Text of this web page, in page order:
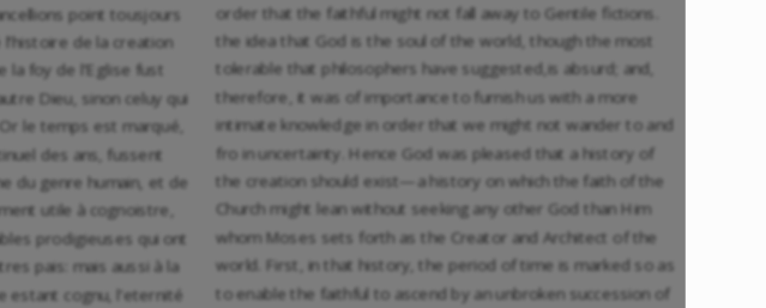
point tousjours
de la creation
la foy de l’Eglise fust
Dieu, sinon celuy qui
le temps est marqué,
des ans, fussent
du genre humain, et de
utile à cognoistre,
prodigieuses qui ont
pais: mais aussi à la
estant cognu, l’eternité
order that the faithful might not fall away to Gentile fictions.
the idea that God is the soul of the world, though the most
tolerable that philosophers have suggested,is absurd; and,
therefore, it was of importance to furnish us with a more
intimate knowledge in order that we might not wander to and
fro in uncertainty. Hence God was pleased that a history of
the creation should exist—a history on which the faith of the
Church might lean without seeking any other God than Him
whom Moses sets forth as the Creator and Architect of the
world. First, in that history, the period of time is marked so as
to enable the faithful to ascend by an unbroken succession of